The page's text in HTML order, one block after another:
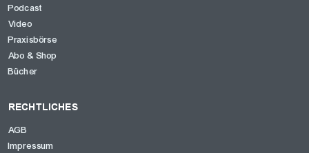
Podcast
Video
Praxisbörse
Abo & Shop
Bücher
RECHTLICHES
AGB
Impressum